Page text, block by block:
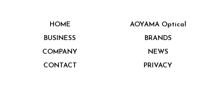
HOME
AOYAMA Optical
BUSINESS
BRANDS
COMPANY
NEWS
CONTACT
PRIVACY